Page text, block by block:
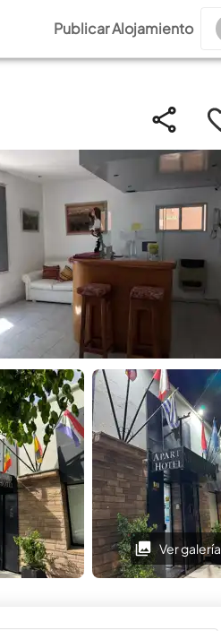
Publicar Alojamiento
Ver galería
Ver galería